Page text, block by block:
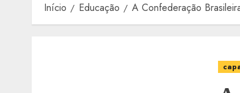
Início Educação A Confederação